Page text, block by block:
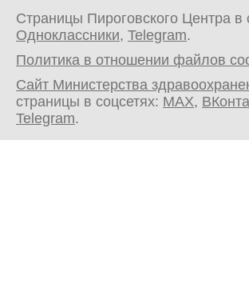
Страницы Пироговского Центра в
Одноклассники, Telegram.
Политика в отношении файлов
Сайт Министерства
страницы в соцсетях: MAX,
Telegram.